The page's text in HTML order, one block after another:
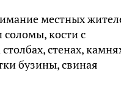
местных
кости с
стенах,
бузины, свиная